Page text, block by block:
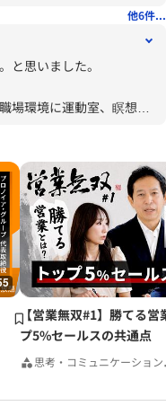
他6件...
と思いました。
場環境に運動室、瞑想
を変えよう。サウナもい
ので、即効的な施策は難
、、たとえば、現状の5
インドや文化的な問題が
に一気にやらいないと無
ます。その方が危機感が
【営業無双#1】勝てる営
プ5%セールスの共通点
思考・コミュニケーション